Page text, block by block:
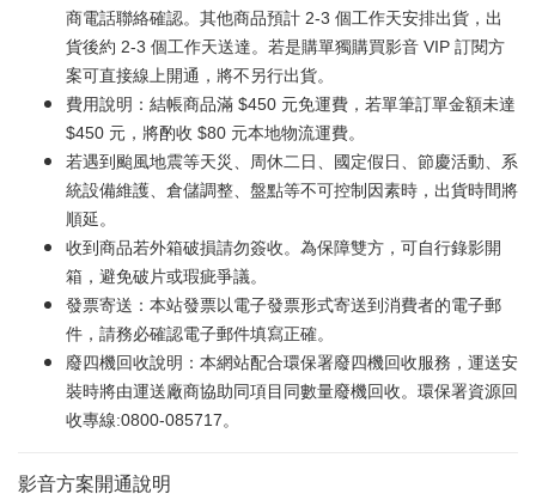
商電話聯絡確認。其他商品預計 2-3 個工作天安排出貨，出
貨後約 2-3 個工作天送達。若是購單獨購買影音 VIP 訂閱方
案可直接線上開通，將不另行出貨。
費用說明：結帳商品滿 $450 元免運費，若單筆訂單金額未達
$450 元，將酌收 $80 元本地物流運費。
若遇到颱風地震等天災、周休二日、國定假日、節慶活動、系
統設備維護、倉儲調整、盤點等不可控制因素時，出貨時間將
順延。
收到商品若外箱破損請勿簽收。為保障雙方，可自行錄影開
箱，避免破片或瑕疵爭議。
發票寄送：本站發票以電子發票形式寄送到消費者的電子郵
件，請務必確認電子郵件填寫正確。
廢四機回收說明：本網站配合環保署廢四機回收服務，運送安
裝時將由運送廠商協助同項目同數量廢機回收。環保署資源回
收專線:0800-085717。
影音方案開通說明